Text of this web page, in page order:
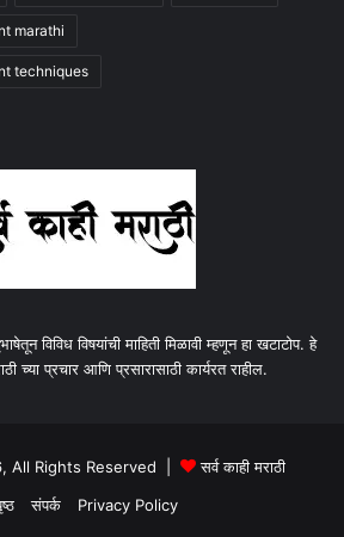
marathi
techniques
विविध विषयांची माहिती मिळावी म्हणून हा खटाटोप. हे
च्या प्रचार आणि प्रसारासाठी कार्यरत राहील.
All Rights Reserved |
सर्व काही मराठी
संपर्क Privacy Policy